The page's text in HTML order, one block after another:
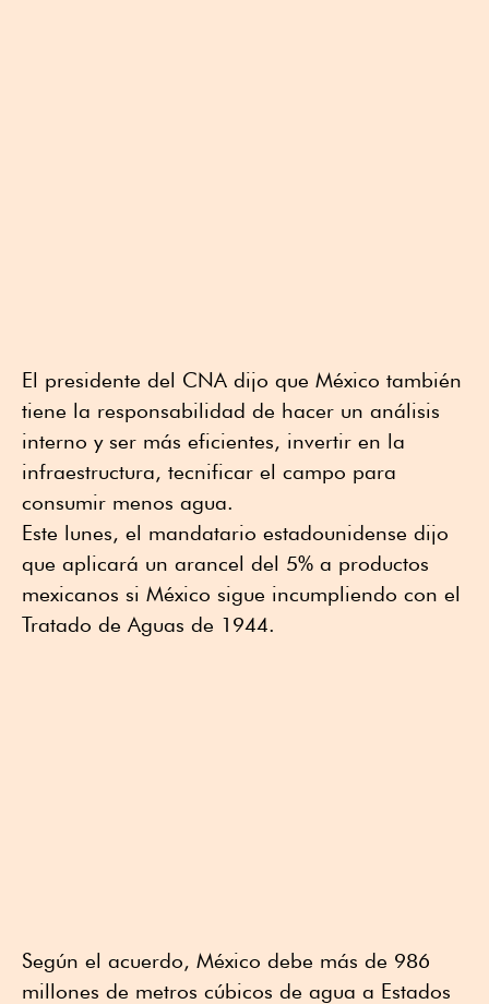
El presidente del CNA dijo que México también
tiene la responsabilidad de hacer un análisis
interno y ser más eficientes, invertir en la
infraestructura, tecnificar el campo para
consumir menos agua.
Este lunes, el mandatario estadounidense dijo
que aplicará un arancel del 5% a productos
mexicanos si México sigue incumpliendo con el
Tratado de Aguas de 1944.
Según el acuerdo, México debe más de 986
millones de metros cúbicos de agua a Estados